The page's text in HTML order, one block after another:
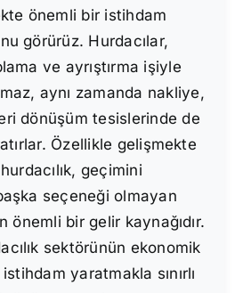
önemli bir istihdam
görürüz. Hurdacılar,
ve ayrıştırma işiyle
aynı zamanda nakliye,
dönüşüm tesislerinde de
Özellikle gelişmekte
geçimini
seçeneği olmayan
önemli bir gelir kaynağıdır.
sektörünün ekonomik
yaratmakla sınırlı